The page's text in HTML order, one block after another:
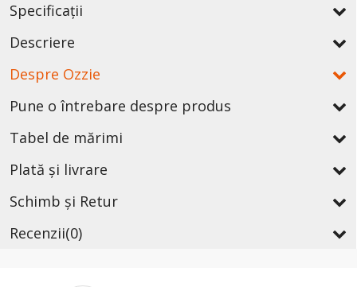
Specificații
Descriere
Despre Ozzie
Pune o întrebare despre produs
Tabel de mărimi
Plată și livrare
Schimb și Retur
Recenzii(0)